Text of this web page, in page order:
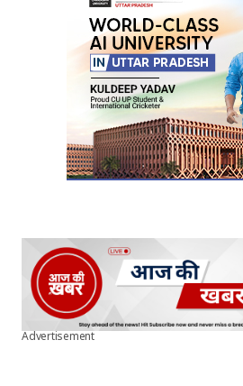
Advertisement